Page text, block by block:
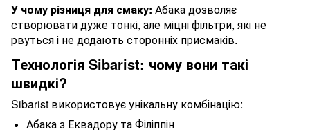
У чому різниця для смаку: Абака дозволяє
створювати дуже тонкі, але міцні фільтри, які не
рвуться і не додають сторонніх присмаків.
Технологія Sibarist: чому вони такі
швидкі?
Sibarist використовує унікальну комбінацію:
Абака з Еквадору та Філіппін